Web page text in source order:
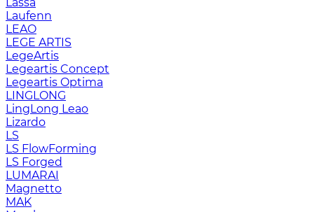
Laufenn
LEAO
LEGE ARTIS
LegeArtis
Legeartis Concept
Legeartis Optima
LINGLONG
LingLong Leao
Lizardo
LS
LS FlowForming
LS Forged
LUMARAI
Magnetto
MAK